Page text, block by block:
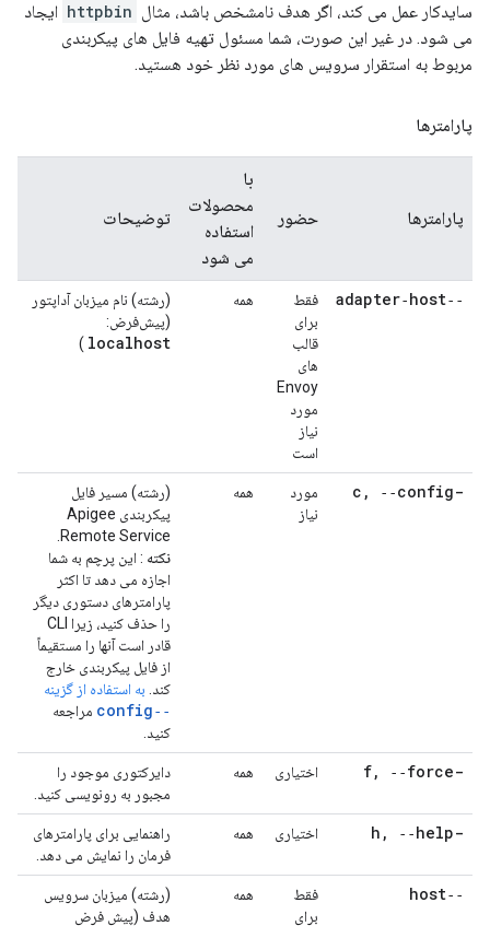
سایدکار عمل می کند، اگر هدف نامشخص باشد، مثال httpbin ایجاد
می شود. در غیر این صورت، شما مسئول تهیه فایل های پیکربندی
مربوط به استقرار سرویس های مورد نظر خود هستید.
پارامترها
پارامترها حضور
با
محصولات
استفاده
می شود
توضیحات
‑‑adapter‑host
فقط
برای
قالب
های
Envoy
مورد
نیاز
است
همه
(رشته) نام میزبان آداپتور
(پیش‌فرض:
localhost
)
-c
, ‑‑config
مورد
نیاز
همه
(رشته) مسیر فایل
پیکربندی Apigee
Remote Service.
نکته : این پرچم به شما
اجازه می دهد تا اکثر
پارامترهای دستوری دیگر
را حذف کنید، زیرا CLI
قادر است آنها را مستقیماً
از فایل پیکربندی خارج
کند. به استفاده از گزینه
‑‑config
مراجعه
کنید.
-f
, ‑‑force اختیاری همه
دایرکتوری موجود را
مجبور به رونویسی کنید.
-h
, ‑‑help اختیاری همه
راهنمایی برای پارامترهای
فرمان را نمایش می دهد.
‑‑host
فقط
برای
همه
(رشته) میزبان سرویس
هدف (پیش فرض